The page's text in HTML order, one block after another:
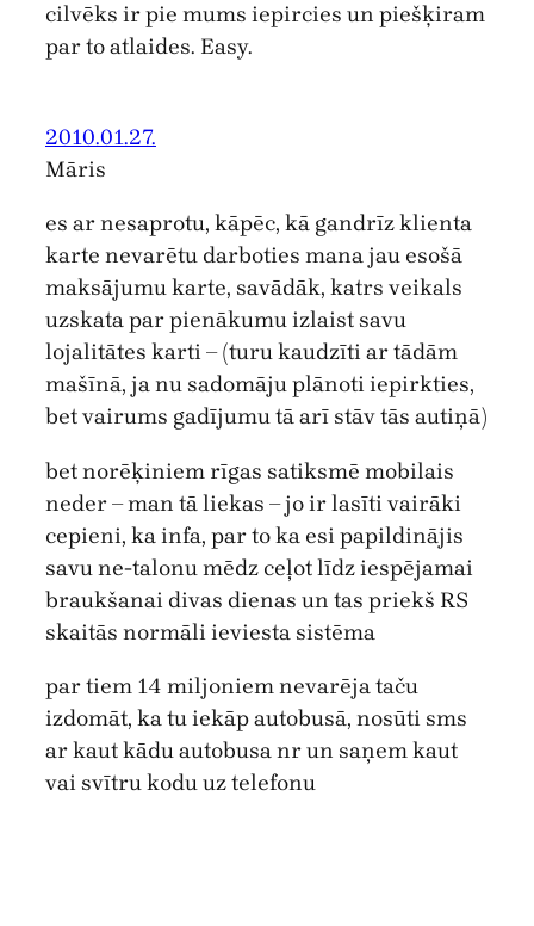
cilvēks ir pie mums iepircies un piešķiram
par to atlaides. Easy.
2010.01.27.
Māris
es ar nesaprotu, kāpēc, kā gandrīz klienta
karte nevarētu darboties mana jau esošā
maksājumu karte, savādāk, katrs veikals
uzskata par pienākumu izlaist savu
lojalitātes karti – (turu kaudzīti ar tādām
mašīnā, ja nu sadomāju plānoti iepirkties,
bet vairums gadījumu tā arī stāv tās autiņā)
bet norēķiniem rīgas satiksmē mobilais
neder – man tā liekas – jo ir lasīti vairāki
cepieni, ka infa, par to ka esi papildinājis
savu ne-talonu mēdz ceļot līdz iespējamai
braukšanai divas dienas un tas priekš RS
skaitās normāli ieviesta sistēma
par tiem 14 miljoniem nevarēja taču
izdomāt, ka tu iekāp autobusā, nosūti sms
ar kaut kādu autobusa nr un saņem kaut
vai svītru kodu uz telefonu